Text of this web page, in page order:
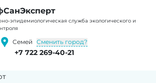
эпидемиологическая служба экологического и
Семей Сменить город?
+7 722 269-40-21